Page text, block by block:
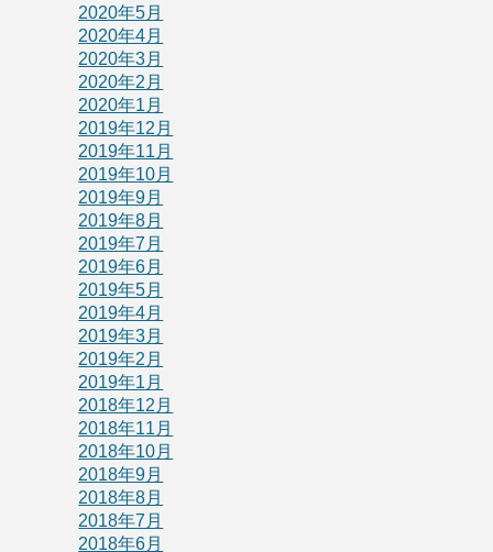
2020年5月
2020年4月
2020年3月
2020年2月
2020年1月
2019年12月
2019年11月
2019年10月
2019年9月
2019年8月
2019年7月
2019年6月
2019年5月
2019年4月
2019年3月
2019年2月
2019年1月
2018年12月
2018年11月
2018年10月
2018年9月
2018年8月
2018年7月
2018年6月